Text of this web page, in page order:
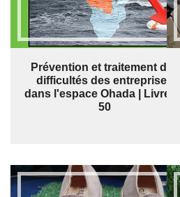
Prévention et traitement des
difficultés des entreprises
dans l'espace Ohada | Livre | $
50